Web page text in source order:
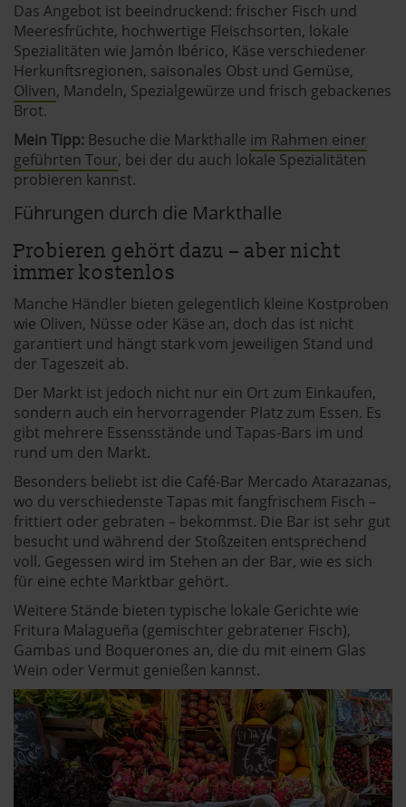
Das Angebot ist beeindruckend: frischer Fisch und
Meeresfrüchte, hochwertige Fleischsorten, lokale
Spezialitäten wie Jamón Ibérico, Käse verschiedener
Herkunftsregionen, saisonales Obst und Gemüse,
Oliven, Mandeln, Spezialgewürze und frisch gebackenes
Brot.
Mein Tipp: Besuche die Markthalle im Rahmen einer
geführten Tour, bei der du auch lokale Spezialitäten
probieren kannst.
Führungen durch die Markthalle
Probieren gehört dazu – aber nicht
immer kostenlos
Manche Händler bieten gelegentlich kleine Kostproben
wie Oliven, Nüsse oder Käse an, doch das ist nicht
garantiert und hängt stark vom jeweiligen Stand und
der Tageszeit ab.
Der Markt ist jedoch nicht nur ein Ort zum Einkaufen,
sondern auch ein hervorragender Platz zum Essen. Es
gibt mehrere Essensstände und Tapas-Bars im und
rund um den Markt.
Besonders beliebt ist die Café-Bar Mercado Atarazanas,
wo du verschiedenste Tapas mit fangfrischem Fisch –
frittiert oder gebraten – bekommst. Die Bar ist sehr gut
besucht und während der Stoßzeiten entsprechend
voll. Gegessen wird im Stehen an der Bar, wie es sich
für eine echte Marktbar gehört.
Weitere Stände bieten typische lokale Gerichte wie
Fritura Malagueña (gemischter gebratener Fisch),
Gambas und Boquerones an, die du mit einem Glas
Wein oder Vermut genießen kannst.